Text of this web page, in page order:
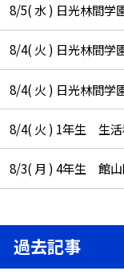
8/5( 水 ) 日光林間学
8/4( 火 ) 日光林間学
8/4( 火 ) 日光林間学
8/4( 火 ) 1年生 生
8/3( 月 ) 4年生 館
過去記事